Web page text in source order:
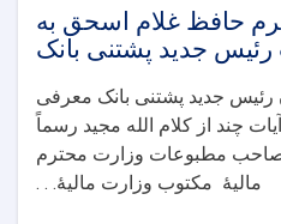
حافظ غلام اسحق به
جدید پشتنی بانک
مؤرخ 15 میزان رئیس جدید پشتنی بانک معرفی
چند از کلام الله مجید رسماً
مطبوعات وزارت محترم
مالیۀ مکتوب وزارت مالیۀ. . .